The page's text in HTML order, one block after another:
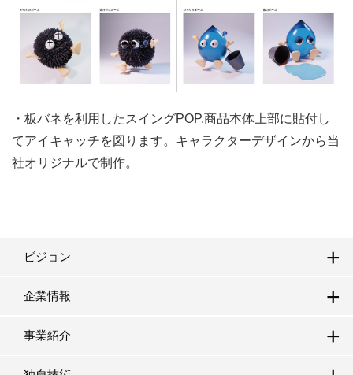
・板バネを利用したスイングPOP.商品本体上部に貼付し
てアイキャッチを図ります。キャラクターデザインから当
社オリジナルで制作。
ビジョン
企業情報
事業紹介